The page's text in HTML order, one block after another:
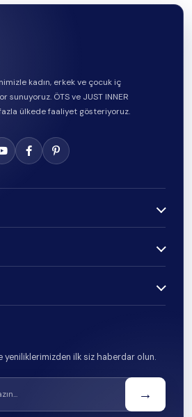
kadın, erkek ve çocuk iç
sunuyoruz. ÖTS ve JUST INNER
ülkede faaliyet gösteriyoruz.
yeniliklerimizden ilk siz haberdar olun.
→